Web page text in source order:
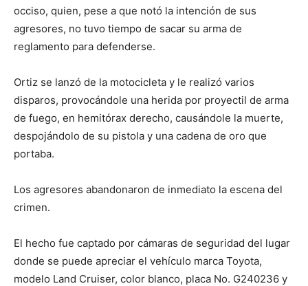
occiso, quien, pese a que notó la intención de sus
agresores, no tuvo tiempo de sacar su arma de
reglamento para defenderse.
Ortiz se lanzó de la motocicleta y le realizó varios
disparos, provocándole una herida por proyectil de arma
de fuego, en hemitórax derecho, causándole la muerte,
despojándolo de su pistola y una cadena de oro que
portaba.
Los agresores abandonaron de inmediato la escena del
crimen.
El hecho fue captado por cámaras de seguridad del lugar
donde se puede apreciar el vehículo marca Toyota,
modelo Land Cruiser, color blanco, placa No. G240236 y